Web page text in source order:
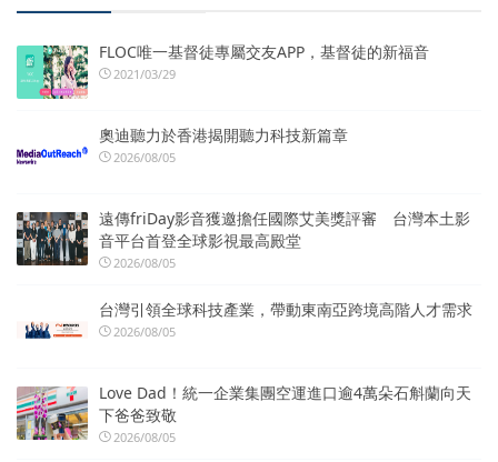
FLOC唯一基督徒專屬交友APP，基督徒的新福音
2021/03/29
奧迪聽力於香港揭開聽力科技新篇章
2026/08/05
遠傳friDay影音獲邀擔任國際艾美獎評審 台灣本土影
音平台首登全球影視最高殿堂
2026/08/05
台灣引領全球科技產業，帶動東南亞跨境高階人才需求
2026/08/05
Love Dad！統一企業集團空運進口逾4萬朵石斛蘭向天
下爸爸致敬
2026/08/05